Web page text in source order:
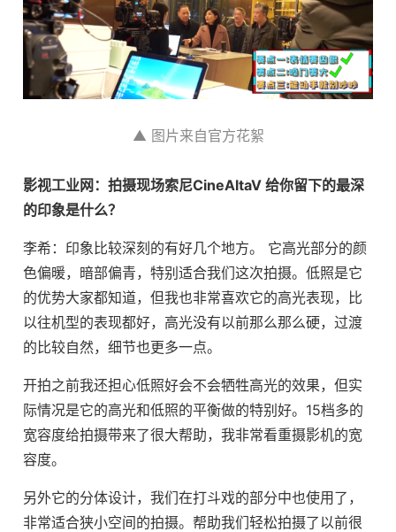
▲ 图片来自官方花絮
影视工业网：拍摄现场索尼CineAltaV 给你留下的最深
的印象是什么？
李希：印象比较深刻的有好几个地方。 它高光部分的颜
色偏暖，暗部偏青，特别适合我们这次拍摄。低照是它
的优势大家都知道，但我也非常喜欢它的高光表现，比
以往机型的表现都好，高光没有以前那么那么硬，过渡
的比较自然，细节也更多一点。
开拍之前我还担心低照好会不会牺牲高光的效果，但实
际情况是它的高光和低照的平衡做的特别好。15档多的
宽容度给拍摄带来了很大帮助，我非常看重摄影机的宽
容度。
另外它的分体设计，我们在打斗戏的部分中也使用了，
非常适合狭小空间的拍摄。帮助我们轻松拍摄了以前很